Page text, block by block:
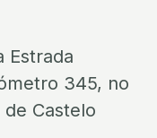
Estrada
345, no
Castelo